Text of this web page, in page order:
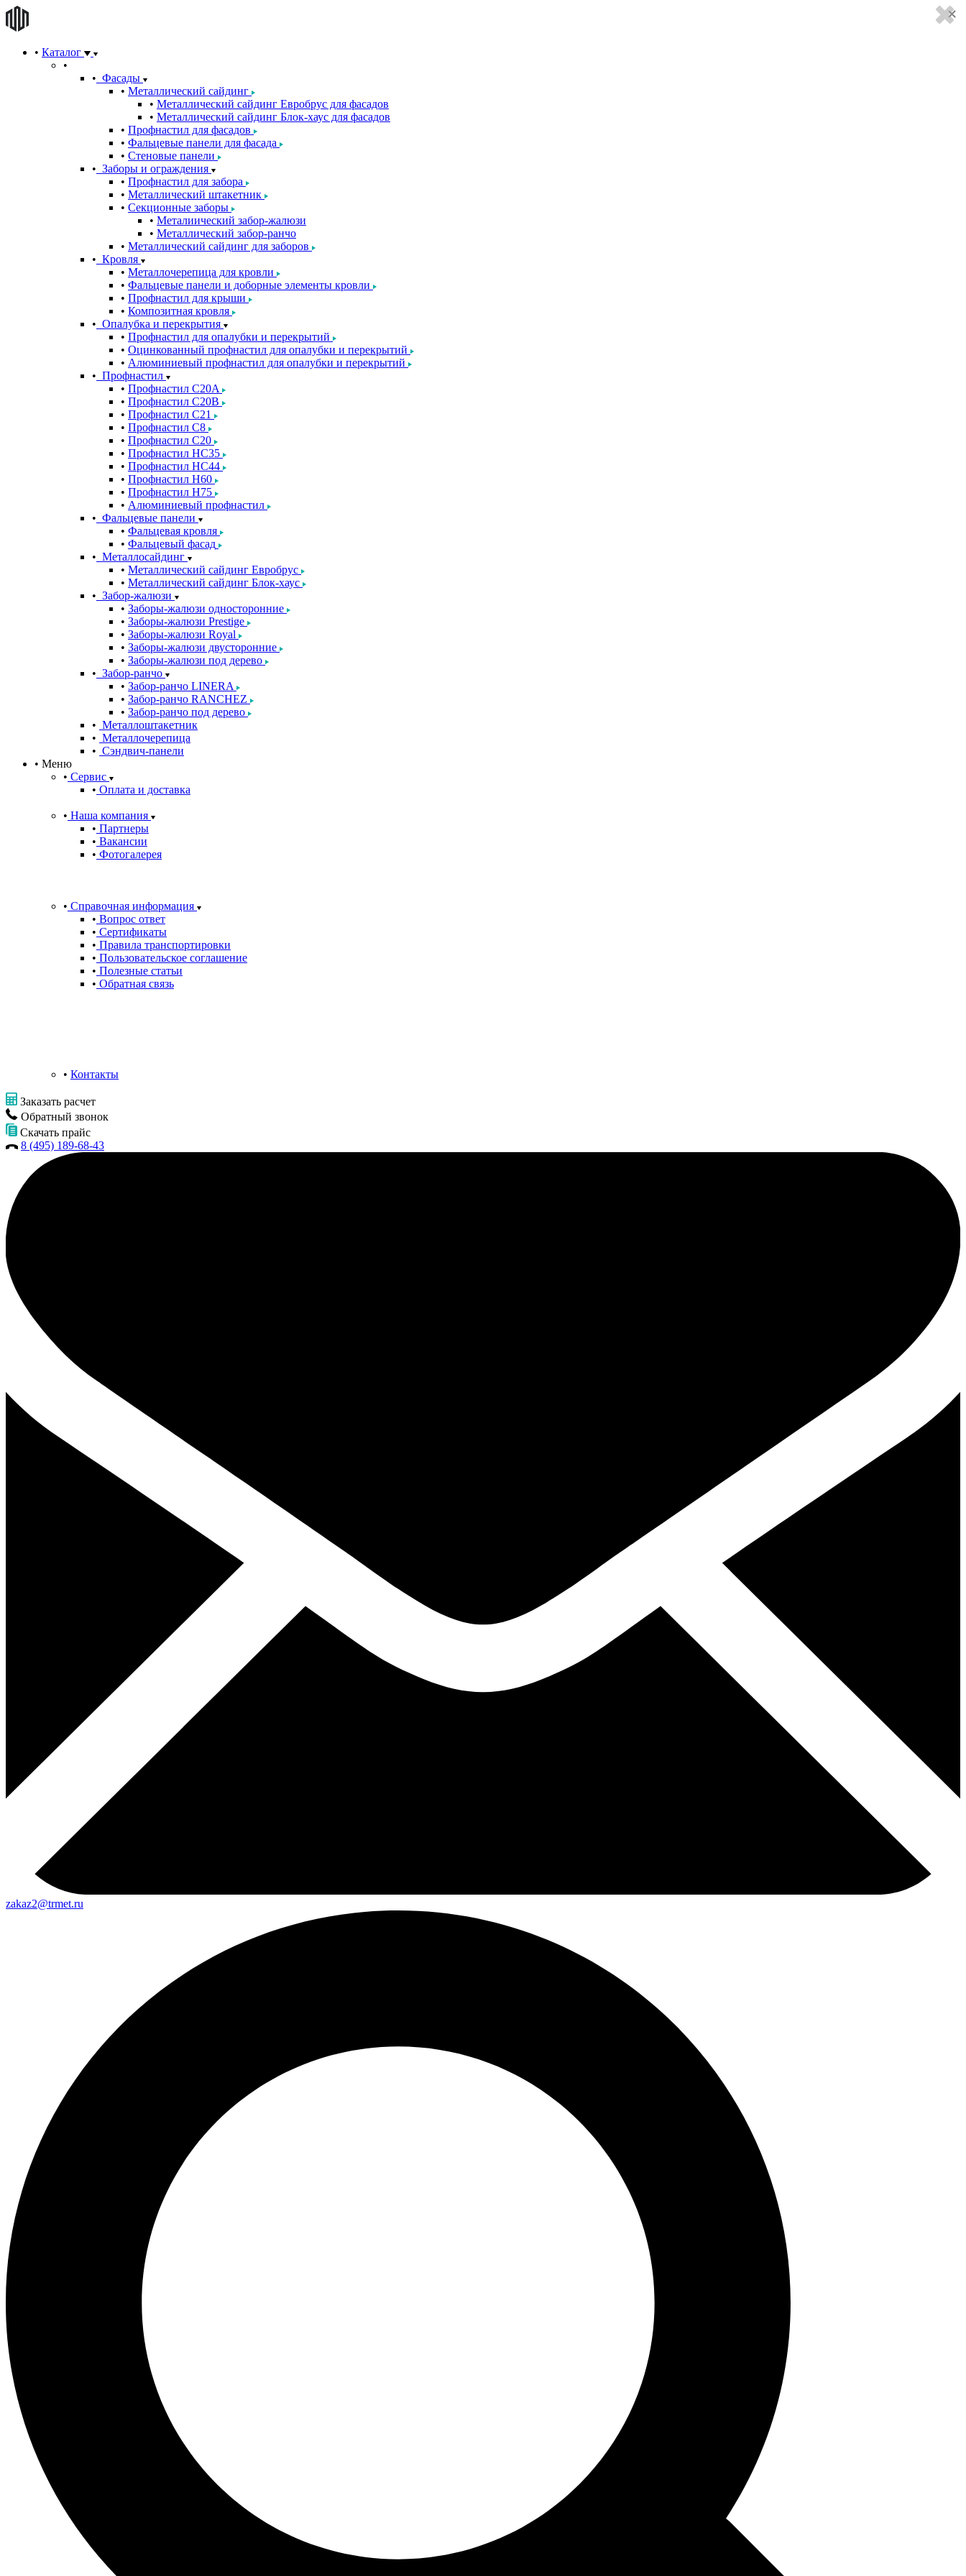
Каталог
Фасады
Металлический сайдинг
Металлический сайдинг Евробрус для фасадов
Металлический сайдинг Блок-хаус для фасадов
Профнастил для фасадов
Фальцевые панели для фасада
Стеновые панели
Заборы и ограждения
Профнастил для забора
Металлический штакетник
Секционные заборы
Металиический забор-жалюзи
Металлический забор-ранчо
Металлический сайдинг для заборов
Кровля
Металлочерепица для кровли
Фальцевые панели и доборные элементы кровли
Профнастил для крыши
Композитная кровля
Опалубка и перекрытия
Профнастил для опалубки и перекрытий
Оцинкованный профнастил для опалубки и перекрытий
Алюминиевый профнастил для опалубки и перекрытий
Профнастил
Профнастил С20A
Профнастил С20B
Профнастил С21
Профнастил С8
Профнастил С20
Профнастил НС35
Профнастил НС44
Профнастил Н60
Профнастил Н75
Алюминиевый профнастил
Фальцевые панели
Фальцевая кровля
Фальцевый фасад
Металлосайдинг
Металлический сайдинг Евробрус
Металлический сайдинг Блок-хаус
Забор-жалюзи
Заборы-жалюзи односторонние
Заборы-жалюзи Prestige
Заборы-жалюзи Royal
Заборы-жалюзи двусторонние
Заборы-жалюзи под дерево
Забор-ранчо
Забор-ранчо LINERA
Забор-ранчо RANCHEZ
Забор-ранчо под дерево
Металлоштакетник
Металлочерепица
Сэндвич-панели
Меню
Сервис
Оплата и доставка
Наша компания
Партнеры
Вакансии
Фотогалерея
Справочная информация
Вопрос ответ
Сертификаты
Правила транспортировки
Пользовательское соглашение
Полезные статьи
Обратная связь
Контакты
Заказать расчет
Обратный звонок
Скачать прайс
8 (495) 189-68-43
zakaz2@trmet.ru